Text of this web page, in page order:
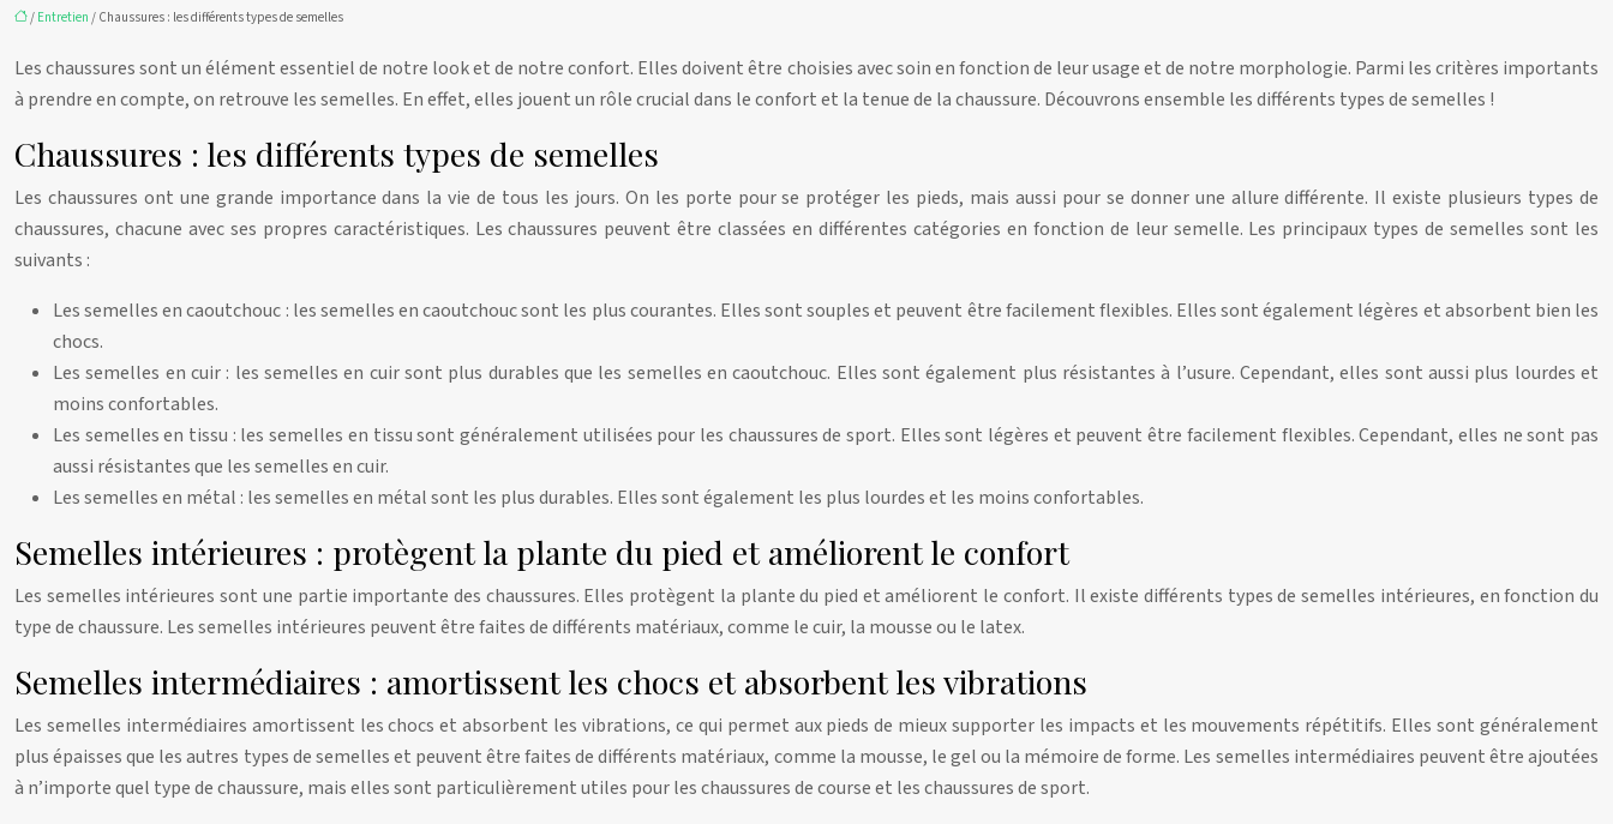
/ Entretien / Chaussures : les différents types de semelles
Les chaussures sont un élément essentiel de notre look et de notre confort. Elles doivent être choisies avec soin en fonction de leur usage et de notre morphologie. Parmi les critères importants
à prendre en compte, on retrouve les semelles. En effet, elles jouent un rôle crucial dans le confort et la tenue de la chaussure. Découvrons ensemble les différents types de semelles !
Chaussures : les différents types de semelles
Les chaussures ont une grande importance dans la vie de tous les jours. On les porte pour se protéger les pieds, mais aussi pour se donner une allure différente. Il existe plusieurs types de
chaussures, chacune avec ses propres caractéristiques. Les chaussures peuvent être classées en différentes catégories en fonction de leur semelle. Les principaux types de semelles sont les
suivants :
Les semelles en caoutchouc : les semelles en caoutchouc sont les plus courantes. Elles sont souples et peuvent être facilement flexibles. Elles sont également légères et absorbent bien les
chocs.
Les semelles en cuir : les semelles en cuir sont plus durables que les semelles en caoutchouc. Elles sont également plus résistantes à l’usure. Cependant, elles sont aussi plus lourdes et
moins confortables.
Les semelles en tissu : les semelles en tissu sont généralement utilisées pour les chaussures de sport. Elles sont légères et peuvent être facilement flexibles. Cependant, elles ne sont pas
aussi résistantes que les semelles en cuir.
Les semelles en métal : les semelles en métal sont les plus durables. Elles sont également les plus lourdes et les moins confortables.
Semelles intérieures : protègent la plante du pied et améliorent le confort
Les semelles intérieures sont une partie importante des chaussures. Elles protègent la plante du pied et améliorent le confort. Il existe différents types de semelles intérieures, en fonction du
type de chaussure. Les semelles intérieures peuvent être faites de différents matériaux, comme le cuir, la mousse ou le latex.
Semelles intermédiaires : amortissent les chocs et absorbent les vibrations
Les semelles intermédiaires amortissent les chocs et absorbent les vibrations, ce qui permet aux pieds de mieux supporter les impacts et les mouvements répétitifs. Elles sont généralement
plus épaisses que les autres types de semelles et peuvent être faites de différents matériaux, comme la mousse, le gel ou la mémoire de forme. Les semelles intermédiaires peuvent être ajoutées
à n’importe quel type de chaussure, mais elles sont particulièrement utiles pour les chaussures de course et les chaussures de sport.